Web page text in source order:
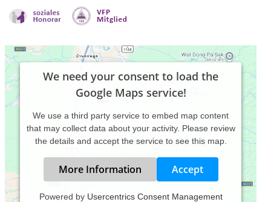
We need your consent to load the
Google Maps service!
We use a third party service to embed map content
that may collect data about your activity. Please review
the details and accept the service to see this map.
More Information Accept
Powered by Usercentrics Consent Management